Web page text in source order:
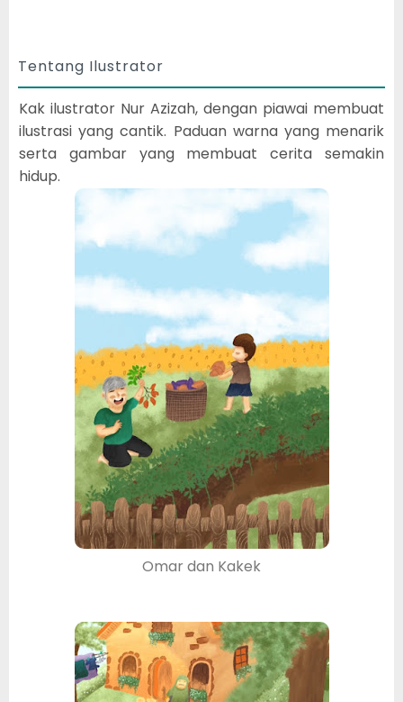
Tentang Ilustrator
Kak ilustrator Nur Azizah, dengan piawai membuat
ilustrasi yang cantik. Paduan warna yang menarik
serta gambar yang membuat cerita semakin
hidup.
Omar dan Kakek